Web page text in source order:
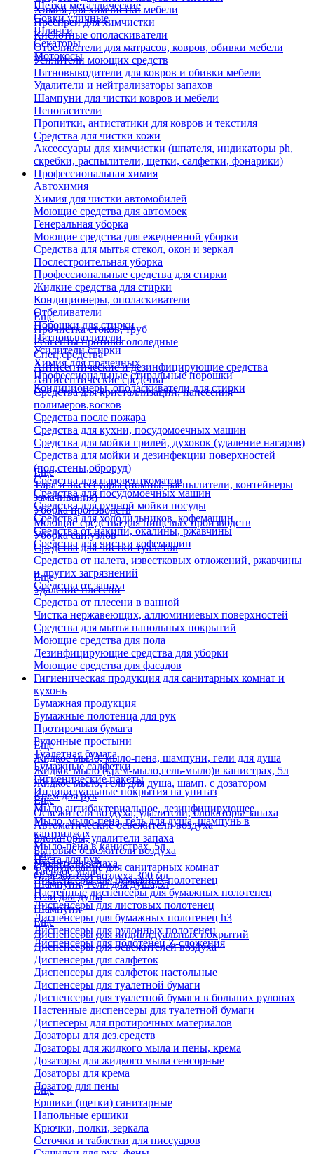
Щетки металлические
Совки уличные
Шланги
Секаторы
Мотокосы
Химия для химчистки мебели
Преспреи для химчистки
Кислотные ополаскиватели
Отбеливатели для матрасов, ковров, обивки мебели
Усилители моющих средств
Пятновыводители для ковров и обивки мебели
Удалители и нейтрализаторы запахов
Шампуни для чистки ковров и мебели
Пеногасители
Пропитки, антистатики для ковров и текстиля
Средства для чистки кожи
Аксессуары для химчистки (шпателя, индикаторы ph,
скребки, распылители, щетки, салфетки, фонарики)
Профессиональная химия
Автохимия
Химия для чистки автомобилей
Моющие средства для автомоек
Генеральная уборка
Моющие средства для ежедневной уборки
Средства для мытья стекол, окон и зеркал
Послестроительная уборка
Профессиональные средства для стирки
Жидкие средства для стирки
Кондиционеры, ополаскиватели
Отбеливатели
Порошки для стирки
Пятновыводители
Усилители стирки
Химия для прачечных
Профессиональные стиральные порошки
Кондиционеры, ополаскиватели для стирки
Еще
Прочистка стоков, труб
Реагенты противогололедные
Спец.средства
Антисептические и дезинфицирующие средства
Антисептические средства
Средства для кристаллизации, нанесения
полимеров,восков
Средства после пожара
Средства для кухни, посудомоечных машин
Средства для мойки грилей, духовок (удаление нагаров)
Средства для мойки и дезинфекции поверхностей
(пол,стены,оброруд)
Средства для паровенткоматов
Средства для посудомоечных машин
Средства для ручной мойки посуды
Средства для холодильников, кофемашин
Средства от накипи, окалины, ржавчины
Средства для чистки кофемашин
Еще
Тара и аксессуары (помпы, распылители, контейнеры
замачивания)
Уборка производств
Моющие средства для пищевых производств
Уборка сан.узлов
Средства для чистки туалетов
Средства от налета, известковых отложений, ржавчины
и других загрязнений
Средства от запаха
Еще
Удаление плесени
Средства от плесени в ванной
Чистка нержавеющих, аллюминиевых поверхностей
Средства для мытья напольных покрытий
Моющие средства для пола
Дезинфицирующие средства для уборки
Моющие средства для фасадов
Гигиеническая продукция для санитарных комнат и
кухонь
Бумажная продукция
Бумажные полотенца для рук
Протирочная бумага
Рулонные простыни
Туалетная бумага
Бумажные салфетки
Гигиенические пакеты
Индивидуальные покрытия на унитаз
Еще
Жидкое мыло, мыло-пена, шампуни, гели для душа
Жидкое мыло (крем-мыло,гель-мыло)в канистрах, 5л
Жидкое мыло, гель для душа, шамп. с дозатором
Крем для рук
Мыло антибактериальное, дезинфицирующее
Мыло, мыло-пена, гель для душа, шампунь в
картриджах
Мыло-пена в канистрах, 5л
Паста для рук
Твердое мыло
Шампуни, гели для душа,5л
Гели для душа
Шампуни
Еще
Освежители воздуха, удалители, блокаторы запаха
Автоматические освежители воздуха
Блокаторы, удалители запаха
Бытовые освежители воздуха
Удалители запаха
Освежители воздуха 300 мл
Еще
Оборудование для санитарных комнат
Диспенсеры для бумажных полотенец
Настенные диспенсеры для бумажных полотенец
Диспенсеры для листовых полотенец
Диспенсеры для бумажных полотенец h3
Диспенсеры для рулонных полотенец
Диспенсеры для полотенец Z-сложения
Еще
Диспенсеры для индивидуальных покрытий
Диспенсеры для освежителей воздуха
Диспенсеры для салфеток
Диспенсеры для салфеток настольные
Диспенсеры для туалетной бумаги
Диспенсеры для туалетной бумаги в больших рулонах
Настенные диспенсеры для туалетной бумаги
Диспесеры для протирочных материалов
Дозаторы для дез.средств
Дозаторы для жидкого мыла и пены, крема
Дозаторы для жидкого мыла сенсорные
Дозаторы для крема
Дозатор для пены
Еще
Ершики (щетки) санитарные
Напольные ершики
Крючки, полки, зеркала
Сеточки и таблетки для писсуаров